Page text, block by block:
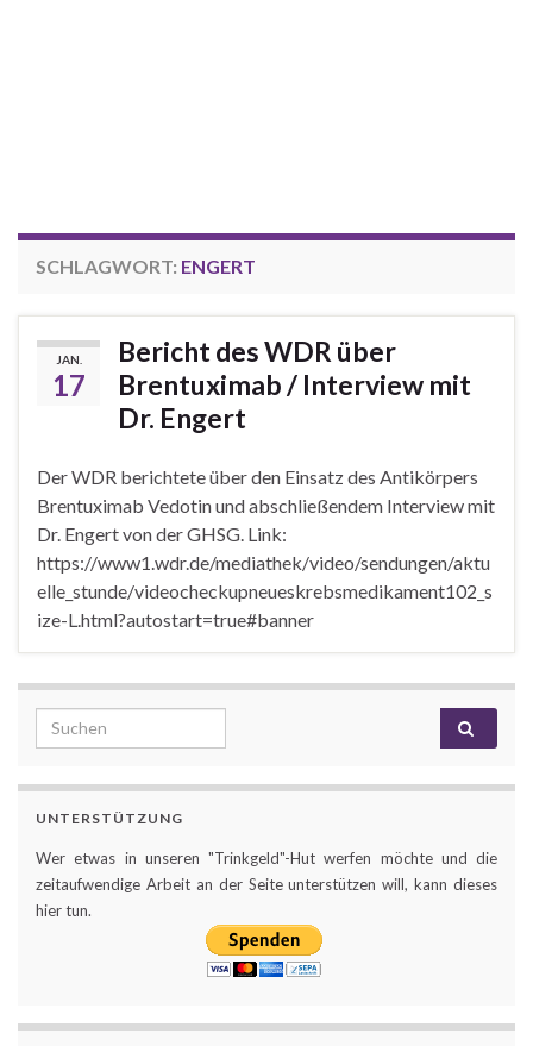
SCHLAGWORT: ENGERT
JAN.
17
Bericht des WDR über
Brentuximab / Interview mit
Dr. Engert
Der WDR berichtete über den Einsatz des Antikörpers
Brentuximab Vedotin und abschließendem Interview mit
Dr. Engert von der GHSG. Link:
https://www1.wdr.de/mediathek/video/sendungen/aktu
elle_stunde/videocheckupneueskrebsmedikament102_s
ize-L.html?autostart=true#banner
Search for:
UNTERSTÜTZUNG
Wer etwas in unseren "Trinkgeld"-Hut werfen möchte und die
zeitaufwendige Arbeit an der Seite unterstützen will, kann dieses
hier tun.